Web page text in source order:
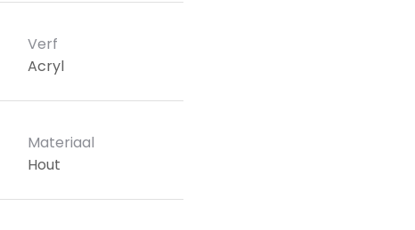
Verf
Acryl
Materiaal
Hout